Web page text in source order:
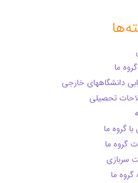
ما
دانشگاههای خارجی
تحصیلی
گروه ما
گروه ما
سربازی
گروه ما